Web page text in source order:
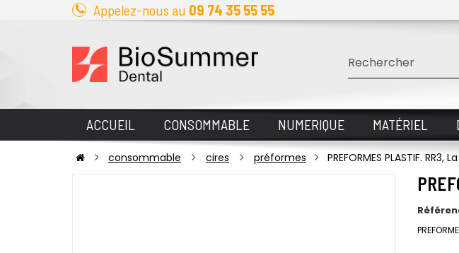
Appelez-nous au 09 74 35 55 55
ACCUEIL CONSOMMABLE NUMERIQUE MATÉRIEL
consommable cires préformes PREFORMES PLASTIF. RR3,